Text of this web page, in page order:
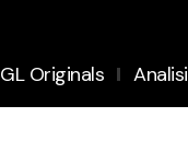
GL Originals Analisi